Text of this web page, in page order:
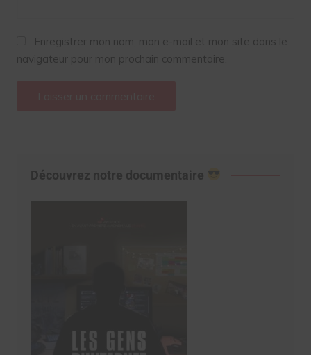
Enregistrer mon nom, mon e-mail et mon site dans le
navigateur pour mon prochain commentaire.
Découvrez notre documentaire